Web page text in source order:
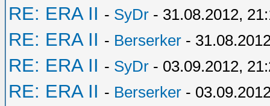
RE: ERA II - SyDr - 31.08.2012,
RE: ERA II - Berserker -
RE: ERA II - SyDr - 03.09.2012,
RE: ERA II - Berserker -